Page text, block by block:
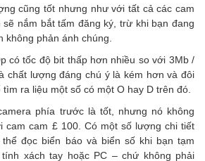
cũng tốt nhưng như với tất cả các cam
nắm bắt tấm đăng ký, trừ khi bạn đang
không phản ánh chúng.
có tốc độ bit thấp hơn nhiều so với 3Mb /
chất lượng đáng chú ý là kém hơn và đôi
ra liệu một số có một O hay D trên đó.
phía trước là tốt, nhưng nó không
cam cam £ 100. Có một số lượng chi tiết
đọc biển báo và biển số khi bạn tạm
xách tay hoặc PC – chứ không phải